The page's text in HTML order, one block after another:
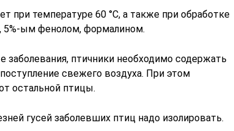
при температуре 60 °С, а также при обработке
5%-ым фенолом, формалином.
птичники необходимо содержать
свежего воздуха. При этом
остальной птицы.
гусей заболевших птиц надо изолировать.